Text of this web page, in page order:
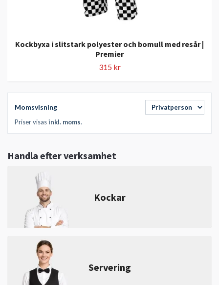
Momsvisning
Priser visasinkl. moms.
Handla efter verksamhet
Kockar
Servering
Kockbyxa i slitstark polyester och bomull med resår |
Premier
315 kr